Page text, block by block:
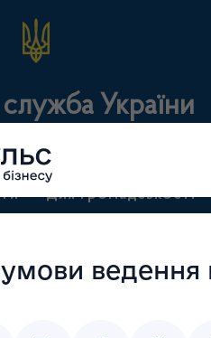
України
та контролю за
Для громадськості
нагляд
виробництва